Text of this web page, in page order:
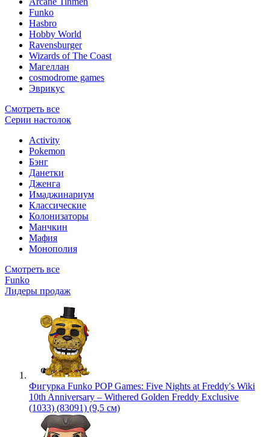
Funko
Hasbro
Hobby World
Ravensburger
Wizards of The Coast
Магеллан
сosmodrome games
Эврикус
Смотреть все
Серии настолок
Activity
Pokemon
Бэнг
Данетки
Дженга
Имаджинариум
Классические
Колонизаторы
Манчкин
Мафия
Монополия
Смотреть все
Funko
Лидеры продаж
Фигурка Funko POP Games: Five Nights at Freddy's Wiki
10th Anniversary – Withered Golden Freddy Exclusive
(1033) (83091) (9,5 см)